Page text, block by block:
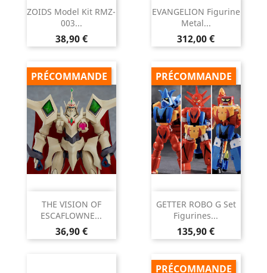
ZOIDS Model Kit RMZ-
003...
Prix
38,90 €
EVANGELION Figurine
Metal...
Prix
312,00 €
THE VISION OF
ESCAFLOWNE...
Prix
36,90 €
PRÉCOMMANDE
GETTER ROBO G Set
Figurines...
Prix
135,90 €
PRÉCOMMANDE
PRÉCOMMANDE